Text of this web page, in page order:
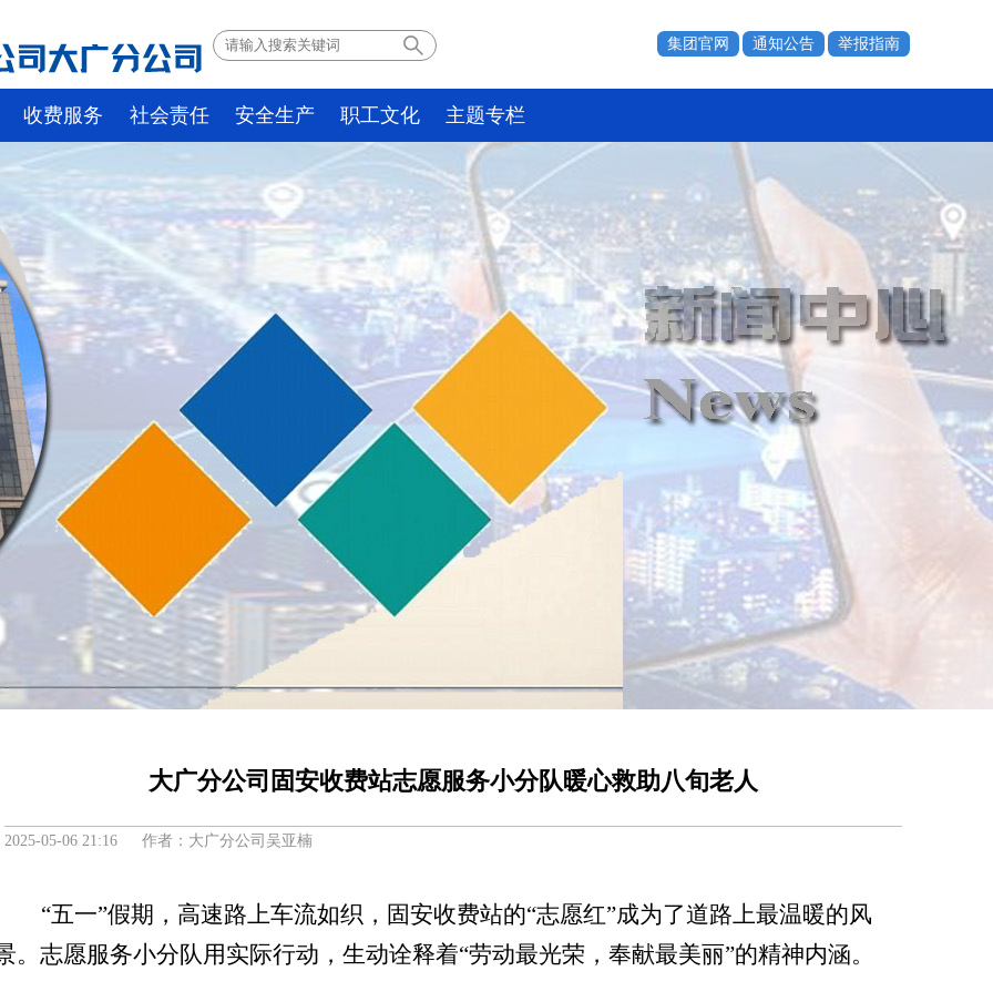
集团官网 通知公告 举报指南
收费服务 社会责任 安全生产 职工文化 主题专栏
大广分公司固安收费站志愿服务小分队暖心救助八旬老人
2025-05-06 21:16 作者：大广分公司吴亚楠
“五一”假期，高速路上车流如织，固安收费站的“志愿红”成为了道路上最温暖的风
。志愿服务小分队用实际行动，生动诠释着“劳动最光荣，奉献最美丽”的精神内涵。